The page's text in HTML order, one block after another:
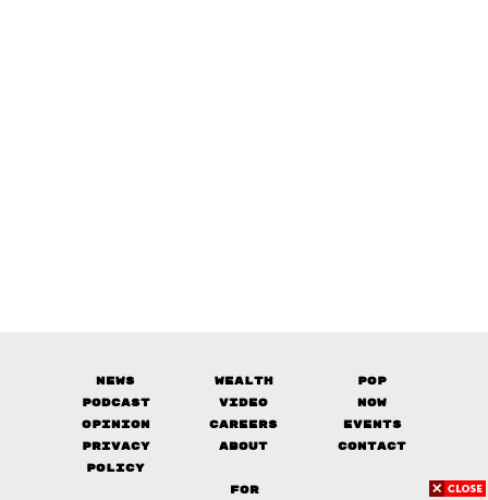
News Wealth
Pop
Podcast
Video
Now
Opinion
Careers
Events
Privacy
Policy
About Contact
FOR